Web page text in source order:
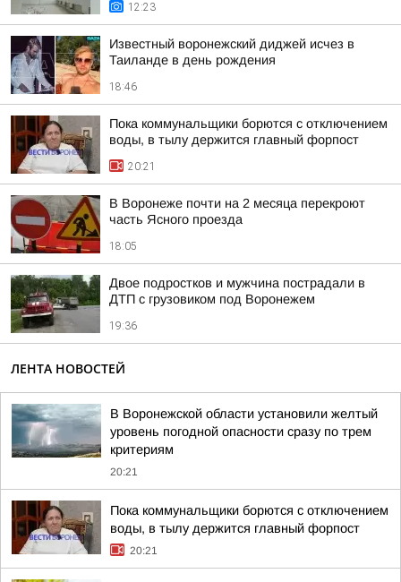
12:23
Известный воронежский диджей исчез в
Таиланде в день рождения
18:46
Пока коммунальщики борются с отключением
воды, в тылу держится главный форпост
20:21
В Воронеже почти на 2 месяца перекроют
часть Ясного проезда
18:05
Двое подростков и мужчина пострадали в
ДТП с грузовиком под Воронежем
19:36
ЛЕНТА НОВОСТЕЙ
В Воронежской области установили желтый
уровень погодной опасности сразу по трем
критериям
20:21
Пока коммунальщики борются с отключением
воды, в тылу держится главный форпост
20:21